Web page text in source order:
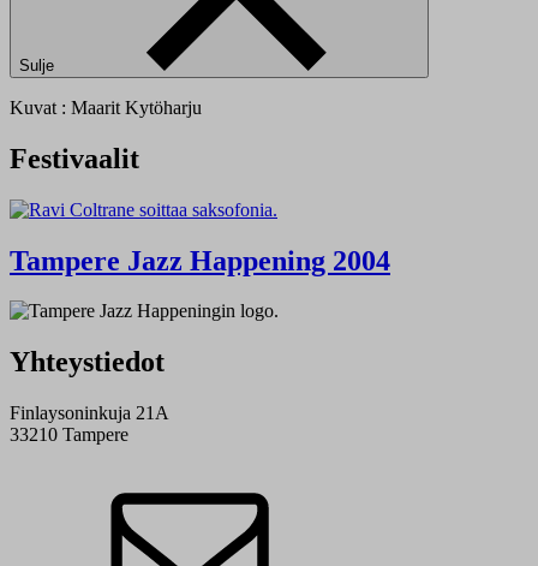
Sulje
Kuvat : Maarit Kytöharju
Festivaalit
Tampere Jazz Happening 2004
Yhteystiedot
Finlaysoninkuja 21A
33210 Tampere